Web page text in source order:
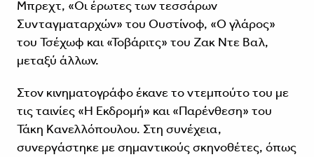
Μπρεχτ, «Οι έρωτες των τεσσάρων
Συνταγματαρχών» του Ουστίνοφ, «Ο γλάρος»
του Τσέχωφ και «Τοβάριτς» του Ζακ Ντε Βαλ,
μεταξύ άλλων.
Στον κινηματογράφο έκανε το ντεμπούτο του με
τις ταινίες «Η Εκδρομή» και «Παρένθεση» του
Τάκη Κανελλόπουλου. Στη συνέχεια,
συνεργάστηκε με σημαντικούς σκηνοθέτες, όπως